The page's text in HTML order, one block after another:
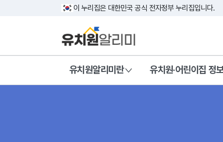
이 누리집은 대한민국 공식 전자정부 누리집입니다.
유치원알리미란 유치원·어린이집 정